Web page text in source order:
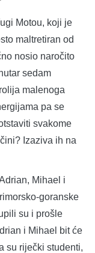
Motou, koji je
maltretiran od
nosio naročito
sedam
malenoga
pa se
svakome
Izaziva ih na
Mihael i
goranske
su i prošle
i Mihael bit će
su riječki studenti,